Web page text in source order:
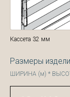
Кассета 32 мм
Размеры
ШИРИНА (м) *